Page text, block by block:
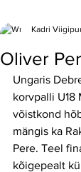
Oliver
Kadri
Ungaris
korvpalli U18
võistkond
mängis ka
Pere. Teel
kõigepealt